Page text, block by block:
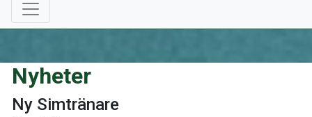
Nyheter
Ny Simtränare